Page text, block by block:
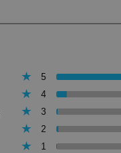
5
4
3
2
1